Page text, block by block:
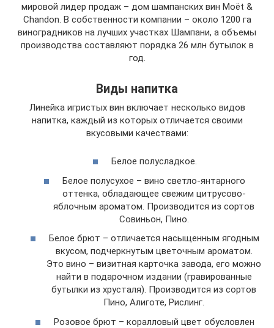
мировой лидер продаж – дом шампанских вин Moët &
Chandon. В собственности компании – около 1200 га
виноградников на лучших участках Шампани, а объемы
производства составляют порядка 26 млн бутылок в
год.
Виды напитка
Линейка игристых вин включает несколько видов
напитка, каждый из которых отличается своими
вкусовыми качествами:
Белое полусладкое.
Белое полусухое – вино светло-янтарного
оттенка, обладающее свежим цитрусово-
яблочным ароматом. Производится из сортов
Совиньон, Пино.
Белое брют – отличается насыщенным ягодным
вкусом, подчеркнутым цветочным ароматом.
Это вино – визитная карточка завода, его можно
найти в подарочном издании (гравированные
бутылки из хрусталя). Производится из сортов
Пино, Алиготе, Рислинг.
Розовое брют – коралловый цвет обусловлен